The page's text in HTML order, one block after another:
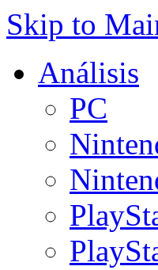
Skip to
Análisis
PC